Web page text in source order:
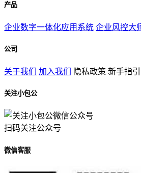
产品
企业数字一体化应用系统 企业风控大
公司
关于我们 加入我们 隐私政策 新手指引
关注小包公
扫码关注公众号
微信客服